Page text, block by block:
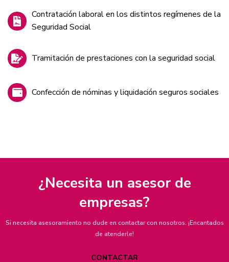
Contratación laboral en los distintos regímenes de la
Seguridad Social
Tramitación de prestaciones con la seguridad social
Confección de nóminas y liquidación seguros sociales
¿Necesita un asesor de
empresas?
Si necesita asesoramiento no dude en contactar con nosotros. ¡Encantados
de atenderle!
CONTACTAR